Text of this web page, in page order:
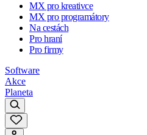
MX pro kreativce
MX pro programátory
Na cestách
Pro hraní
Pro firmy
Software
Akce
Planeta